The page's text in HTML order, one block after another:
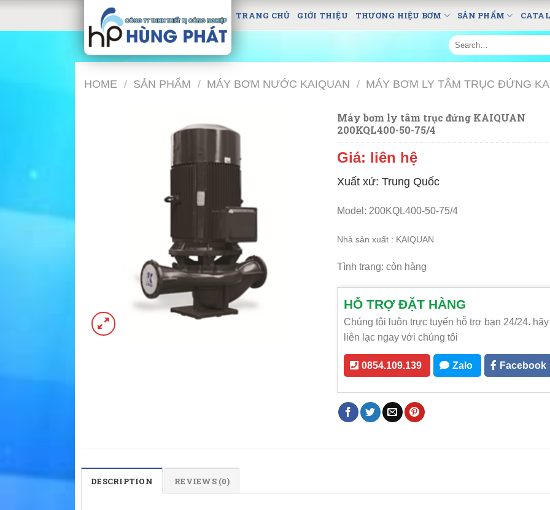
Skip
TRANG CHỦ GIỚI THIỆU THƯƠNG HIỆU BƠM SẢN PHẨM
Search
for:
HOME / SẢN PHẨM / MÁY BƠM NƯỚC KAIQUAN / MÁY BƠM LY TÂM TRỤC ĐỨNG
Máy bơm ly tâm trục đứng KAIQUAN
200KQL400-50-75/4
Giá: liên hệ
Xuất xứ: Trung Quốc
Model: 200KQL400-50-75/4
Nhà sản xuất : KAIQUAN
Tình trạng: còn hàng
HỖ TRỢ ĐẶT HÀNG
Chúng tôi luôn trực tuyến hỗ trợ bạn 24/24. hãy
liên lạc ngay với chúng tôi
0854.109.139 Zalo Facebook
DESCRIPTION REVIEWS (0)